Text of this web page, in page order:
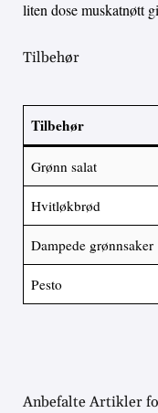
liten dose muskatnøtt
Tilbehør
Tilbehør
Grønn salat
Hvitløkbrød
Dampede grønnsaker
Pesto
Anbefalte Artikler